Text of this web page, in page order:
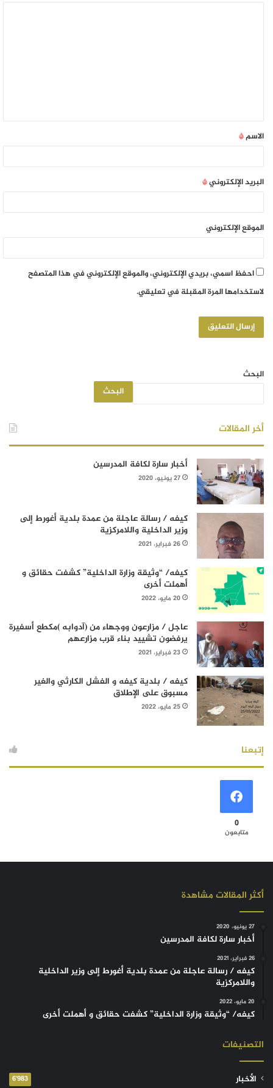
الاسم*
البريد الإلكتروني*
الموقع الإلكتروني
احفظ اسمي، بريدي الإلكتروني، والموقع الإلكتروني في هذا المتصفح
لاستخدامها المرة المقبلة في تعليقي.
البحث
البحث
أخر المقالات
أخبار سارة لكافة المدرسين
27 يونيو، 2020
كيفه / رسالة عاجلة من عمدة بلدية أغورط إلى
وزير الداخلية واللامركزية
26 فبراير، 2021
كيفه/ “وثيقة وزارة الداخلية” كشفت حقائق و
أهملت أخرى
20 مايو، 2022
عاجل / مزارعون ووجهاء من (آدوابه )مكطع أسفيرة
يرفضون تشييد بناء قرب مزارعهم
23 فبراير، 2021
كيفه / بلدية كيفه و الفشل الكارثي والغير
مسبوق على الإطلاق
25 مايو، 2022
إتبعنا
0
متابعون
أكثر المقالات مشاهدة
27 يونيو، 2020
أخبار سارة لكافة المدرسين
26 فبراير، 2021
كيفه / رسالة عاجلة من عمدة بلدية أغورط إلى وزير الداخلية
واللامركزية
20 مايو، 2022
كيفه/ “وثيقة وزارة الداخلية” كشفت حقائق و أهملت أخرى
التصنيفات
الأخبار 6٬983